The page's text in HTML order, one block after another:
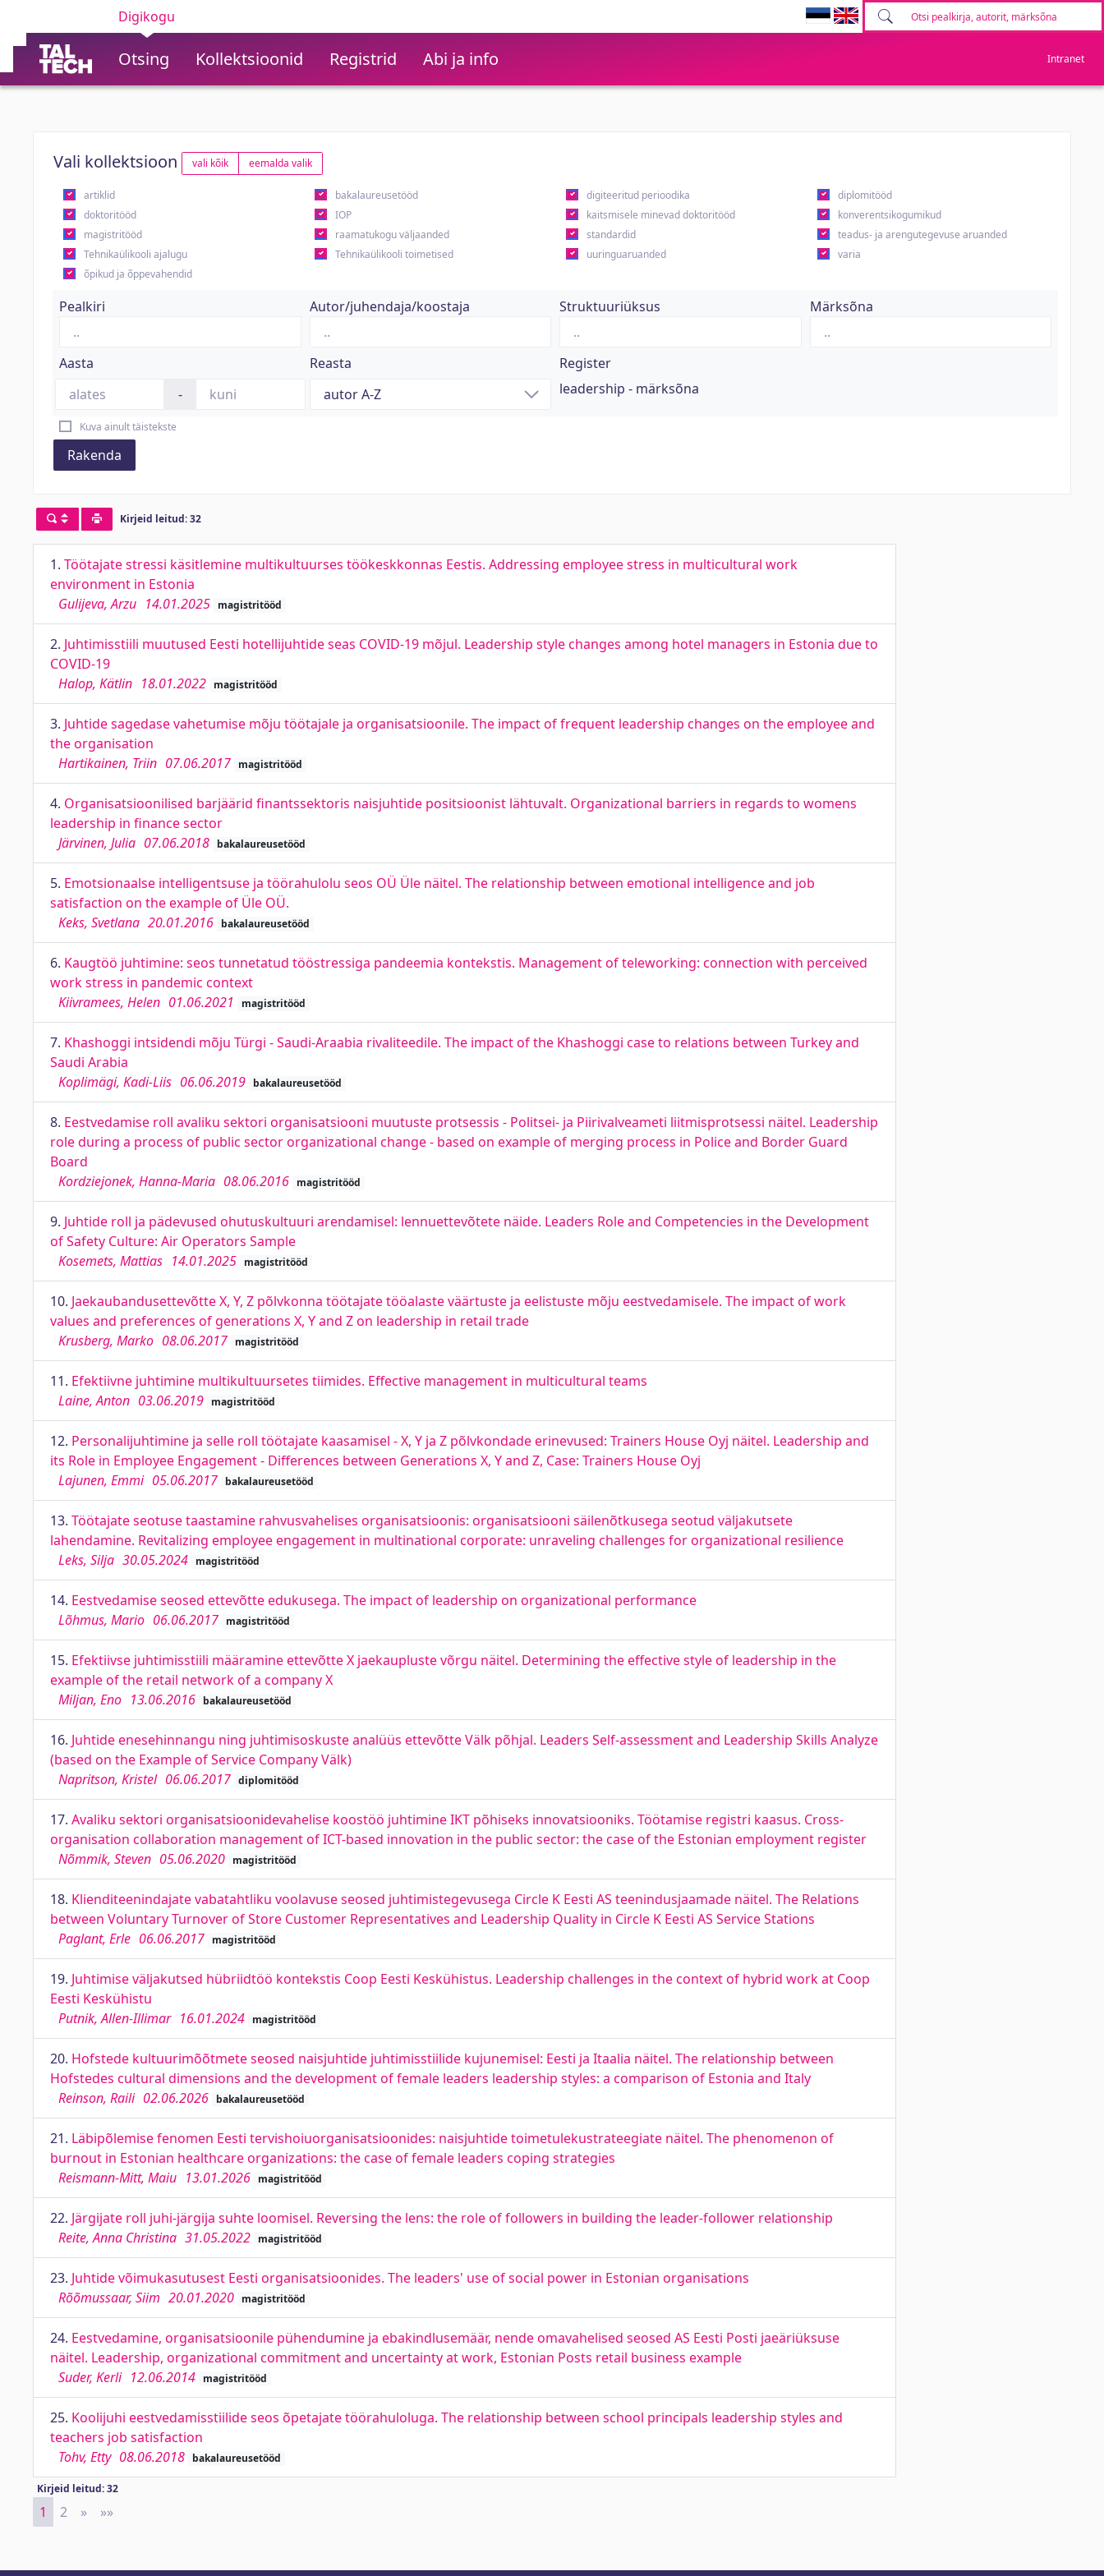
Digikogu
Otsing Kollektsioonid Registrid Abi ja info Intranet
Vali kollektsioon vali kõik eemalda valik
artiklid bakalaureusetööd digiteeritud perioodika
diplomitööd
doktoritööd
IOP kaitsmisele minevad doktoritööd
konverentsikogumikud
magistritööd
raamatukogu väljaanded standardid
teadus- ja arengutegevuse aruanded
Tehnikaülikooli ajalugu
Tehnikaülikooli toimetised uuringuaruanded
varia
õpikud ja õppevahendid
Pealkiri Autor/juhendaja/koostaja Struktuuriüksus Märksõna
Aasta
-
Reasta
Register
leadership - märksõna
Kuva ainult täistekste
Rakenda
Kirjeid leitud: 32
1. Töötajate stressi käsitlemine multikultuurses töökeskkonnas Eestis. Addressing employee stress in multicultural work
environment in Estonia
Gulijeva, Arzu 14.01.2025 magistritööd
2. Juhtimisstiili muutused Eesti hotellijuhtide seas COVID-19 mõjul. Leadership style changes among hotel managers in Estonia due to
COVID-19
Halop, Kätlin 18.01.2022 magistritööd
3. Juhtide sagedase vahetumise mõju töötajale ja organisatsioonile. The impact of frequent leadership changes on the employee and
the organisation
Hartikainen, Triin 07.06.2017 magistritööd
4. Organisatsioonilised barjäärid finantssektoris naisjuhtide positsioonist lähtuvalt. Organizational barriers in regards to womens
leadership in finance sector
Järvinen, Julia 07.06.2018 bakalaureusetööd
5. Emotsionaalse intelligentsuse ja töörahulolu seos OÜ Üle näitel. The relationship between emotional intelligence and job
satisfaction on the example of Üle OÜ.
Keks, Svetlana 20.01.2016 bakalaureusetööd
6. Kaugtöö juhtimine: seos tunnetatud tööstressiga pandeemia kontekstis. Management of teleworking: connection with perceived
work stress in pandemic context
Kiivramees, Helen 01.06.2021 magistritööd
7. Khashoggi intsidendi mõju Türgi - Saudi-Araabia rivaliteedile. The impact of the Khashoggi case to relations between Turkey and
Saudi Arabia
Koplimägi, Kadi-Liis 06.06.2019 bakalaureusetööd
8. Eestvedamise roll avaliku sektori organisatsiooni muutuste protsessis - Politsei- ja Piirivalveameti liitmisprotsessi näitel. Leadership
role during a process of public sector organizational change - based on example of merging process in Police and Border Guard
Board
Kordziejonek, Hanna-Maria 08.06.2016 magistritööd
9. Juhtide roll ja pädevused ohutuskultuuri arendamisel: lennuettevõtete näide. Leaders Role and Competencies in the Development
of Safety Culture: Air Operators Sample
Kosemets, Mattias 14.01.2025 magistritööd
10. Jaekaubandusettevõtte X, Y, Z põlvkonna töötajate tööalaste väärtuste ja eelistuste mõju eestvedamisele. The impact of work
values and preferences of generations X, Y and Z on leadership in retail trade
Krusberg, Marko 08.06.2017 magistritööd
11. Efektiivne juhtimine multikultuursetes tiimides. Effective management in multicultural teams
Laine, Anton 03.06.2019 magistritööd
12. Personalijuhtimine ja selle roll töötajate kaasamisel - X, Y ja Z põlvkondade erinevused: Trainers House Oyj näitel. Leadership and
its Role in Employee Engagement - Differences between Generations X, Y and Z, Case: Trainers House Oyj
Lajunen, Emmi 05.06.2017 bakalaureusetööd
13. Töötajate seotuse taastamine rahvusvahelises organisatsioonis: organisatsiooni säilenõtkusega seotud väljakutsete
lahendamine. Revitalizing employee engagement in multinational corporate: unraveling challenges for organizational resilience
Leks, Silja 30.05.2024 magistritööd
14. Eestvedamise seosed ettevõtte edukusega. The impact of leadership on organizational performance
Lõhmus, Mario 06.06.2017 magistritööd
15. Efektiivse juhtimisstiili määramine ettevõtte X jaekaupluste võrgu näitel. Determining the effective style of leadership in the
example of the retail network of a company X
Miljan, Eno 13.06.2016 bakalaureusetööd
16. Juhtide enesehinnangu ning juhtimisoskuste analüüs ettevõtte Välk põhjal. Leaders Self-assessment and Leadership Skills Analyze
(based on the Example of Service Company Välk)
Napritson, Kristel 06.06.2017 diplomitööd
17. Avaliku sektori organisatsioonidevahelise koostöö juhtimine IKT põhiseks innovatsiooniks. Töötamise registri kaasus. Cross-
organisation collaboration management of ICT-based innovation in the public sector: the case of the Estonian employment register
Nõmmik, Steven 05.06.2020 magistritööd
18. Klienditeenindajate vabatahtliku voolavuse seosed juhtimistegevusega Circle K Eesti AS teenindusjaamade näitel. The Relations
between Voluntary Turnover of Store Customer Representatives and Leadership Quality in Circle K Eesti AS Service Stations
Paglant, Erle 06.06.2017 magistritööd
19. Juhtimise väljakutsed hübriidtöö kontekstis Coop Eesti Keskühistus. Leadership challenges in the context of hybrid work at Coop
Eesti Keskühistu
Putnik, Allen-Illimar 16.01.2024 magistritööd
20. Hofstede kultuurimõõtmete seosed naisjuhtide juhtimisstiilide kujunemisel: Eesti ja Itaalia näitel. The relationship between
Hofstedes cultural dimensions and the development of female leaders leadership styles: a comparison of Estonia and Italy
Reinson, Raili 02.06.2026 bakalaureusetööd
21. Läbipõlemise fenomen Eesti tervishoiuorganisatsioonides: naisjuhtide toimetulekustrateegiate näitel. The phenomenon of
burnout in Estonian healthcare organizations: the case of female leaders coping strategies
Reismann-Mitt, Maiu 13.01.2026 magistritööd
22. Järgijate roll juhi-järgija suhte loomisel. Reversing the lens: the role of followers in building the leader-follower relationship
Reite, Anna Christina 31.05.2022 magistritööd
23. Juhtide võimukasutusest Eesti organisatsioonides. The leaders' use of social power in Estonian organisations
Rõõmussaar, Siim 20.01.2020 magistritööd
24. Eestvedamine, organisatsioonile pühendumine ja ebakindlusemäär, nende omavahelised seosed AS Eesti Posti jaeäriüksuse
näitel. Leadership, organizational commitment and uncertainty at work, Estonian Posts retail business example
Suder, Kerli 12.06.2014 magistritööd
25. Koolijuhi eestvedamisstiilide seos õpetajate töörahuloluga. The relationship between school principals leadership styles and
teachers job satisfaction
Tohv, Etty 08.06.2018 bakalaureusetööd
Kirjeid leitud: 32
1 2 » Next
»»